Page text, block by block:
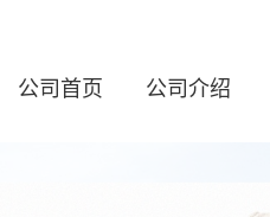
公司首页 公司介绍